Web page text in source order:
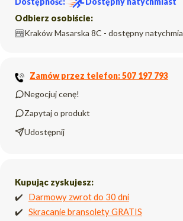
Odbierz osobiście:
Kraków Masarska 8C - dostępny
Zamów przez telefon: 507 197 793
Negocjuj cenę!
Zapytaj o produkt
Udostępnij
Kupując zyskujesz:
✔️ Darmowy zwrot do 30 dni
✔️ Skracanie bransolety GRATIS